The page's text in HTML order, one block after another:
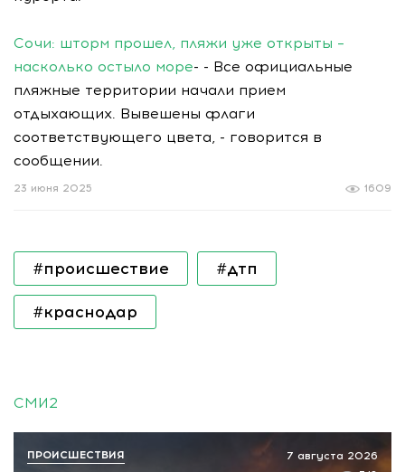
Сочи: шторм прошел, пляжи уже открыты –
насколько остыло море- - Все официальные
пляжные территории начали прием
отдыхающих. Вывешены флаги
соответствующего цвета, - говорится в
сообщении.
1609
23 июня 2025
#происшествие #дтп
#краснодар
СМИ2
7 августа 2026
ПРОИСШЕСТВИЯ